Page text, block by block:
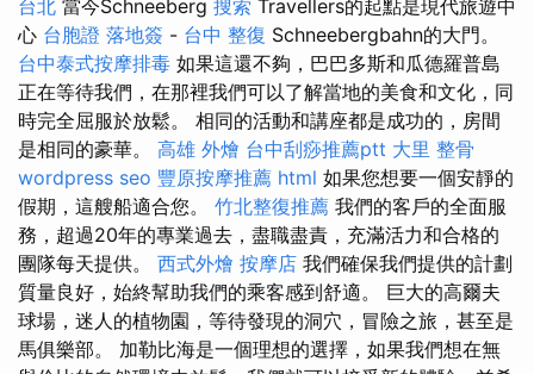
台北 當今Schneeberg 搜索 Travellers的起點是現代旅遊中
心 台胞證 落地簽 - 台中 整復 Schneebergbahn的大門。
台中泰式按摩排毒 如果這還不夠，巴巴多斯和瓜德羅普島
正在等待我們，在那裡我們可以了解當地的美食和文化，同
時完全屈服於放鬆。 相同的活動和講座都是成功的，房間
是相同的豪華。 高雄 外燴 台中刮痧推薦ptt 大里 整骨
wordpress seo 豐原按摩推薦 html 如果您想要一個安靜的
假期，這艘船適合您。 竹北整復推薦 我們的客戶的全面服
務，超過20年的專業過去，盡職盡責，充滿活力和合格的
團隊每天提供。 西式外燴 按摩店 我們確保我們提供的計劃
質量良好，始終幫助我們的乘客感到舒適。 巨大的高爾夫
球場，迷人的植物園，等待發現的洞穴，冒險之旅，甚至是
馬俱樂部。 加勒比海是一個理想的選擇，如果我們想在無